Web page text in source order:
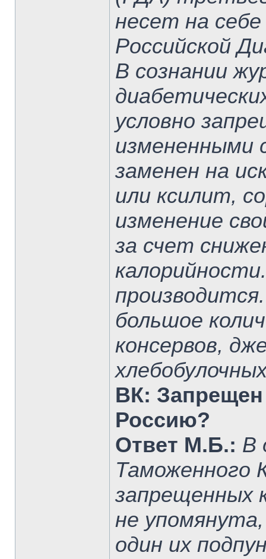
несет на
Российской
В сознании
условно
измененными
заменен на
или ксилит,
изменение
за счет
большое
консервов,
ВК:
Россию?
Ответ М.Б.: В
Таможенного
запрещенных
не
один их